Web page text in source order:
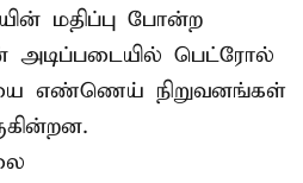
மதிப்பு போன்ற
அடிப்படையில் பெட்ரோல்
எண்ணெய் நிறுவனங்கள்